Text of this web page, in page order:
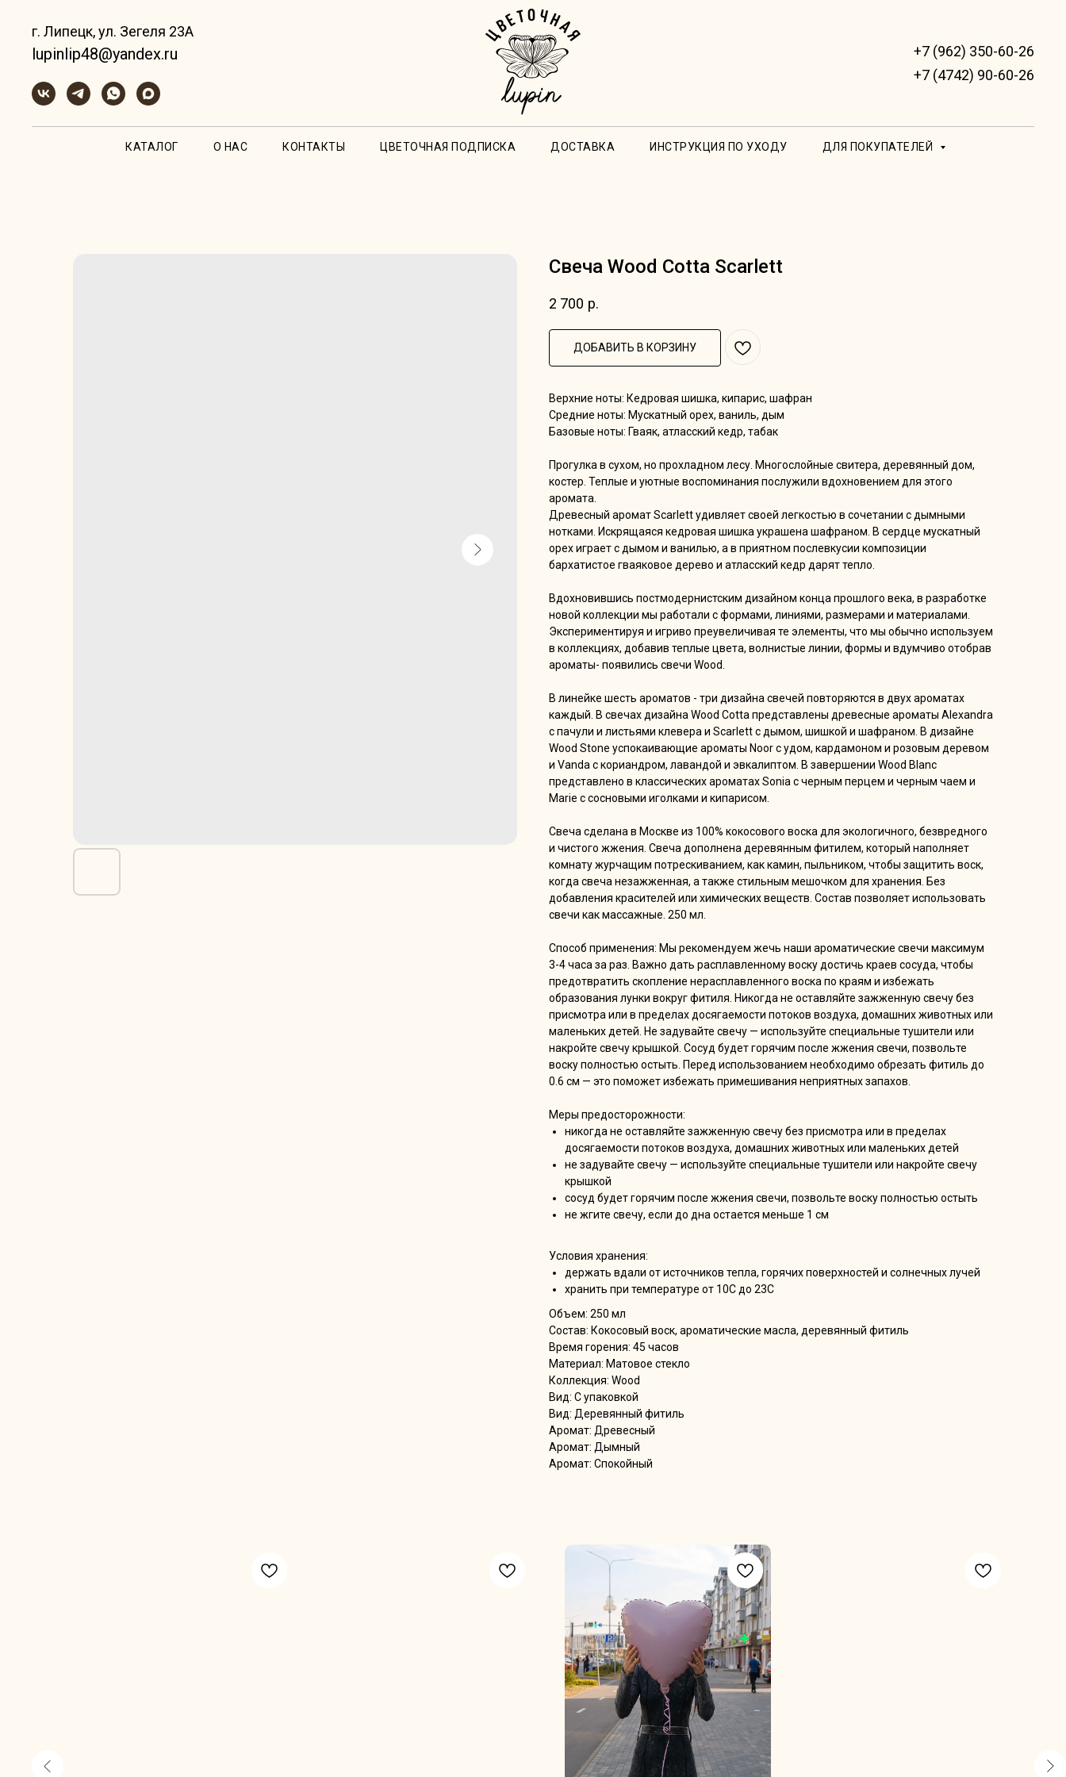
г. Липецк, ул. Зегеля 23А
lupinlip48@yandex.ru
+7 (962) 350-60-26
+7 (4742) 90-60-26
КАТАЛОГ О НАС КОНТАКТЫ ЦВЕТОЧНАЯ ПОДПИСКА ДОСТАВКА ИНСТРУКЦИЯ ПО УХОДУ ДЛЯ ПОКУПАТЕЛЕЙ
Свеча Wood Cotta Scarlett
2 700 р.
ДОБАВИТЬ В КОРЗИНУ
Верхние ноты: Кедровая шишка, кипарис, шафран
Средние ноты: Мускатный орех, ваниль, дым
Базовые ноты: Гваяк, атласский кедр, табак
Прогулка в сухом, но прохладном лесу. Многослойные свитера, деревянный дом,
костер. Теплые и уютные воспоминания послужили вдохновением для этого
аромата.
Древесный аромат Scarlett удивляет своей легкостью в сочетании с дымными
нотками. Искрящаяся кедровая шишка украшена шафраном. В сердце мускатный
орех играет с дымом и ванилью, а в приятном послевкусии композиции
бархатистое гваяковое дерево и атласский кедр дарят тепло.
Вдохновившись постмодернистским дизайном конца прошлого века, в разработке
новой коллекции мы работали с формами, линиями, размерами и материалами.
Экспериментируя и игриво преувеличивая те элементы, что мы обычно используем
в коллекциях, добавив теплые цвета, волнистые линии, формы и вдумчиво отобрав
ароматы- появились свечи Wood.
В линейке шесть ароматов - три дизайна свечей повторяются в двух ароматах
каждый. В свечах дизайна Wood Cotta представлены древесные ароматы Alexandra
с пачули и листьями клевера и Scarlett с дымом, шишкой и шафраном. В дизайне
Wood Stone успокаивающие ароматы Noor c удом, кардамоном и розовым деревом
и Vanda с кориандром, лавандой и эвкалиптом. В завершении Wood Blanc
представлено в классических ароматах Sonia с черным перцем и черным чаем и
Marie с сосновыми иголками и кипарисом.
Свеча сделана в Москве из 100% кокосового воска для экологичного, безвредного
и чистого жжения. Свеча дополнена деревянным фитилем, который наполняет
комнату журчащим потрескиванием, как камин, пыльником, чтобы защитить воск,
когда свеча незажженная, а также стильным мешочком для хранения. Без
добавления красителей или химических веществ. Состав позволяет использовать
свечи как массажные. 250 мл.
Способ применения: Мы рекомендуем жечь наши ароматические свечи максимум
3-4 часа за раз. Важно дать расплавленному воску достичь краев сосуда, чтобы
предотвратить скопление нерасплавленного воска по краям и избежать
образования лунки вокруг фитиля. Никогда не оставляйте зажженную свечу без
присмотра или в пределах досягаемости потоков воздуха, домашних животных или
маленьких детей. Не задувайте свечу — используйте специальные тушители или
накройте свечу крышкой. Сосуд будет горячим после жжения свечи, позвольте
воску полностью остыть. Перед использованием необходимо обрезать фитиль до
0.6 см — это поможет избежать примешивания неприятных запахов.
Меры предосторожности:
никогда не оставляйте зажженную свечу без присмотра или в пределах
досягаемости потоков воздуха, домашних животных или маленьких детей
не задувайте свечу — используйте специальные тушители или накройте свечу
крышкой
сосуд будет горячим после жжения свечи, позвольте воску полностью остыть
не жгите свечу, если до дна остается меньше 1 см
Условия хранения:
держать вдали от источников тепла, горячих поверхностей и солнечных лучей
хранить при температуре от 10С до 23С
Объем: 250 мл
Состав: Кокосовый воск, ароматические масла, деревянный фитиль
Время горения: 45 часов
Материал: Матовое стекло
Коллекция: Wood
Вид: С упаковкой
Вид: Деревянный фитиль
Аромат: Древесный
Аромат: Дымный
Аромат: Спокойный